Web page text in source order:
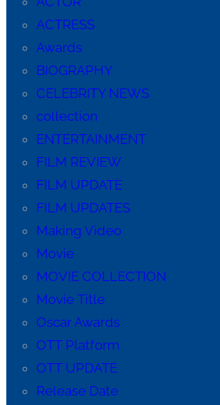
ACTRESS
Awards
BIOGRAPHY
CELEBRITY NEWS
collection
ENTERTAINMENT
FILM REVIEW
FILM UPDATE
FILM UPDATES
Making Video
Movie
MOVIE COLLECTION
Movie Title
Oscar Awards
OTT Platform
OTT UPDATE
Release Date